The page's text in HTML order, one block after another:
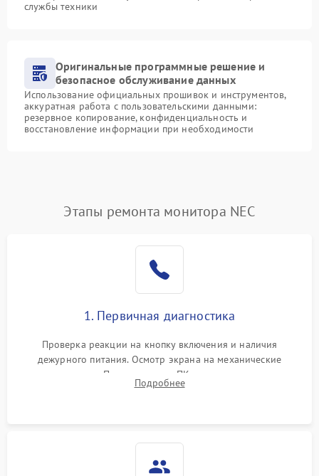
службы техники
Оригинальные программные решение и
безопасное обслуживание данных
Использование официальных прошивок и инструментов,
аккуратная работа с пользовательскими данными:
резервное копирование, конфиденциальность и
восстановление информации при необходимости
Этапы ремонта монитора NEC
1. Первичная диагностика
Проверка реакции на кнопку включения и наличия
дежурного питания. Осмотр экрана на механические
повреждения. Подключение к ПК для оценки вывода
изображения, работы подсветки и выявления артефактов на
Подробнее